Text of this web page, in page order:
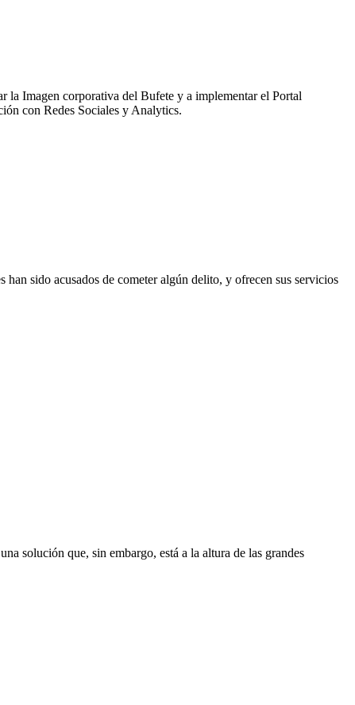
Imagen corporativa del Bufete y a implementar el Portal
con Redes Sociales y Analytics.
sido acusados de cometer algún delito, y ofrecen sus servicios
solución que, sin embargo, está a la altura de las grandes